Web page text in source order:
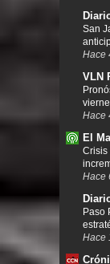
San
Hace
VLN
Hace
El
Crisis
Hace
Paso
Hace